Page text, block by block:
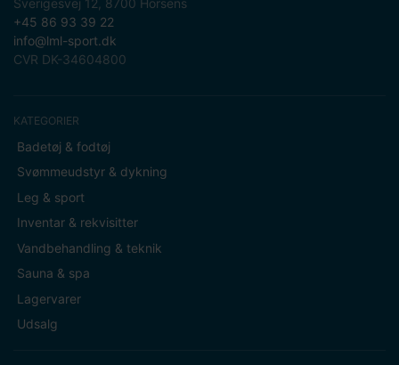
+45 86 93 39 22
info@lml-sport.dk
CVR DK-34604800
KATEGORIER
Badetøj & fodtøj
Svømmeudstyr & dykning
Leg & sport
Inventar & rekvisitter
Vandbehandling & teknik
Sauna & spa
Lagervarer
Udsalg